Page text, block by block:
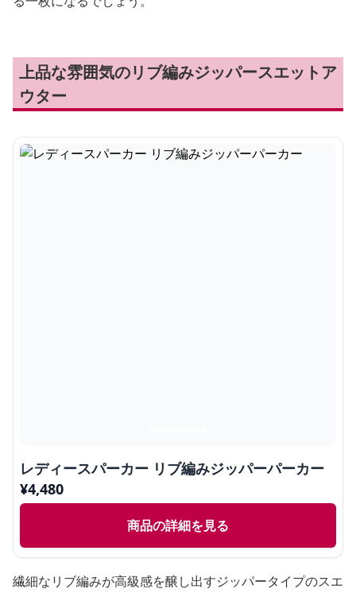
上品な雰囲気のリブ編みジッパースエットア
ウター
レディースパーカー リブ編みジッパーパーカー
¥4,480
商品の詳細を見る
繊細なリブ編みが高級感を醸し出すジッパータイプのスエ